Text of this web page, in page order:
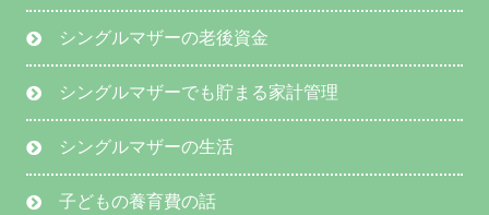
シングルマザーの老後資金
シングルマザーでも貯まる家計管理
シングルマザーの生活
子どもの養育費の話